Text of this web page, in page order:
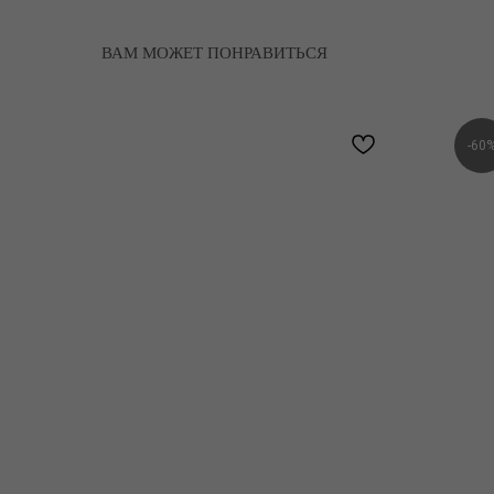
ВАМ МОЖЕТ ПОНРАВИТЬСЯ
-